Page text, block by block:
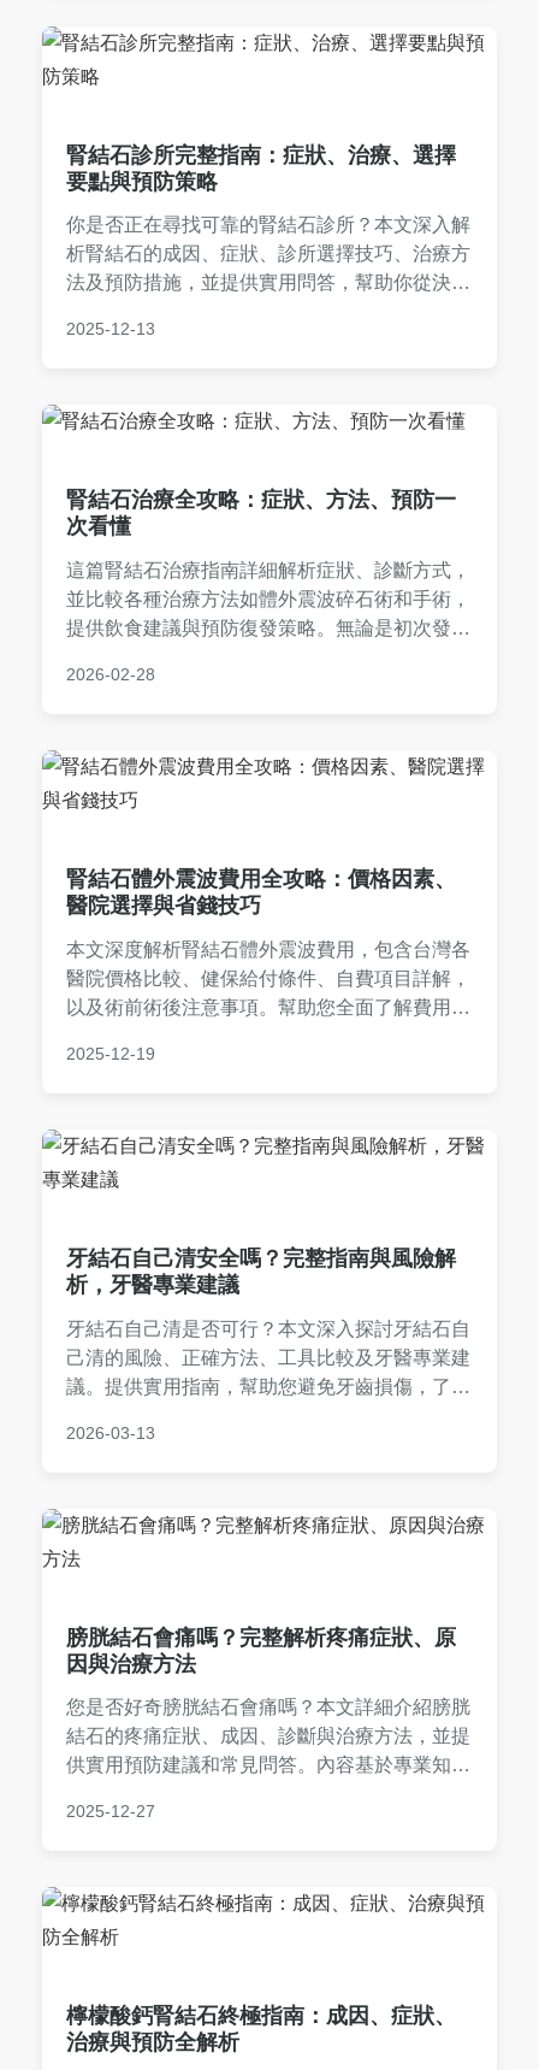
腎結石診所完整指南：症狀、治療、選擇
要點與預防策略
你是否正在尋找可靠的腎結石診所？本文深入解
析腎結石的成因、症狀、診所選擇技巧、治療方
法及預防措施，並提供實用問答，幫助你從決策
最適合的醫療資源。
2025-12-13
腎結石治療全攻略：症狀、方法、預防一
次看懂
這篇腎結石治療指南詳細解析症狀、診斷方式，
並比較各種治療方法如體外震波碎石術和手術，
提供飲食建議與預防復發策略。無論是初次發作
並恢復健康。
2026-02-28
腎結石體外震波費用全攻略：價格因素、
醫院選擇與省錢技巧
本文深度解析腎結石體外震波費用，包含台灣各
醫院價格比較、健保給付條件、自費項目詳解，
以及術前術後注意事項。幫助您全面了解費用結
2025-12-19
牙結石自己清安全嗎？完整指南與風險解
析，牙醫專業建議
牙結石自己清是否可行？本文深入探討牙結石自
己清的風險、正確方法、工具比較及牙醫專業建
議。提供實用指南，幫助您避免牙齒損傷，了解
個人經驗分享，確保口腔健康。
2026-03-13
膀胱結石會痛嗎？完整解析疼痛症狀、原
因與治療方法
您是否好奇膀胱結石會痛嗎？本文詳細介紹膀胱
結石的疼痛症狀、成因、診斷與治療方法，並提
供實用預防建議和常見問答。內容基於專業知
問題，從症狀到預防一應俱全，適合所有關心泌
2025-12-27
檸檬酸鈣腎結石終極指南：成因、症狀、
治療與預防全解析